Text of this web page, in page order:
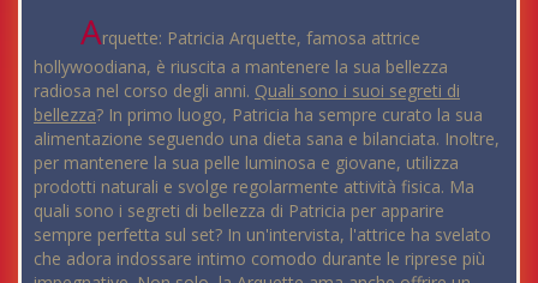
Arquette: Patricia Arquette, famosa attrice
hollywoodiana, è riuscita a mantenere la sua bellezza
radiosa nel corso degli anni. Quali sono i suoi segreti di
bellezza? In primo luogo, Patricia ha sempre curato la sua
alimentazione seguendo una dieta sana e bilanciata. Inoltre,
per mantenere la sua pelle luminosa e giovane, utilizza
prodotti naturali e svolge regolarmente attività fisica. Ma
quali sono i segreti di bellezza di Patricia per apparire
sempre perfetta sul set? In un'intervista, l'attrice ha svelato
che adora indossare intimo comodo durante le riprese più